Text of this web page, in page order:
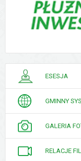
PORADNIK
INTERESANTA
ESESJA
GMINNY
GALERIA
RELACJE